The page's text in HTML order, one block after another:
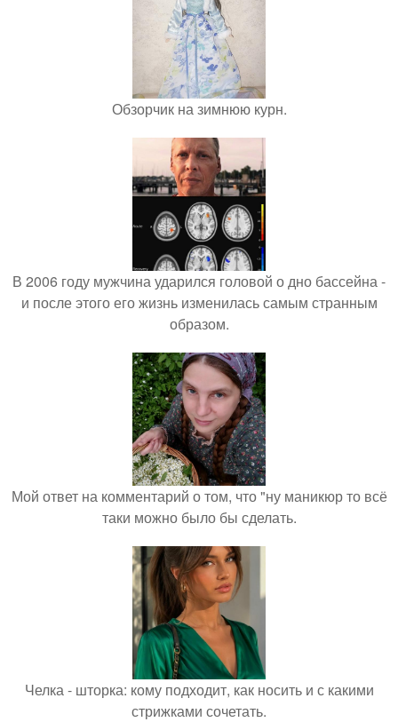
Обзорчик на зимнюю курн.
В 2006 году мужчина ударился головой о дно бассейна -
и после этого его жизнь изменилась самым странным
образом.
Мой ответ на комментарий о том, что "ну маникюр то всё
таки можно было бы сделать.
Челка - шторка: кому подходит, как носить и с какими
стрижками сочетать.